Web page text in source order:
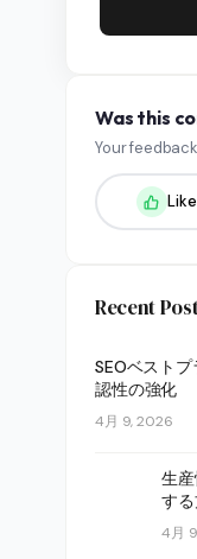
Was this
Your
Recent
SEOベスト
認性の強化
4月 9, 2026
生
す
4月